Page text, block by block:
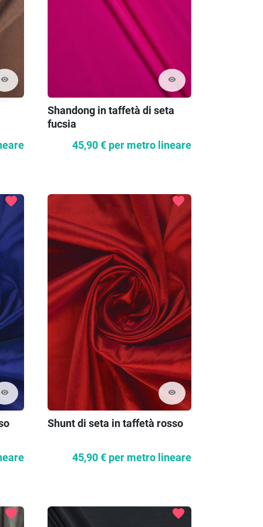
visibility visibility
Shandong in taffetà di seta
fucsia
45,90 € per metro lineare
visibility
favorite
visibility
favorite
Shunt di seta in taffetà rosso
45,90 € per metro lineare
favorite favorite